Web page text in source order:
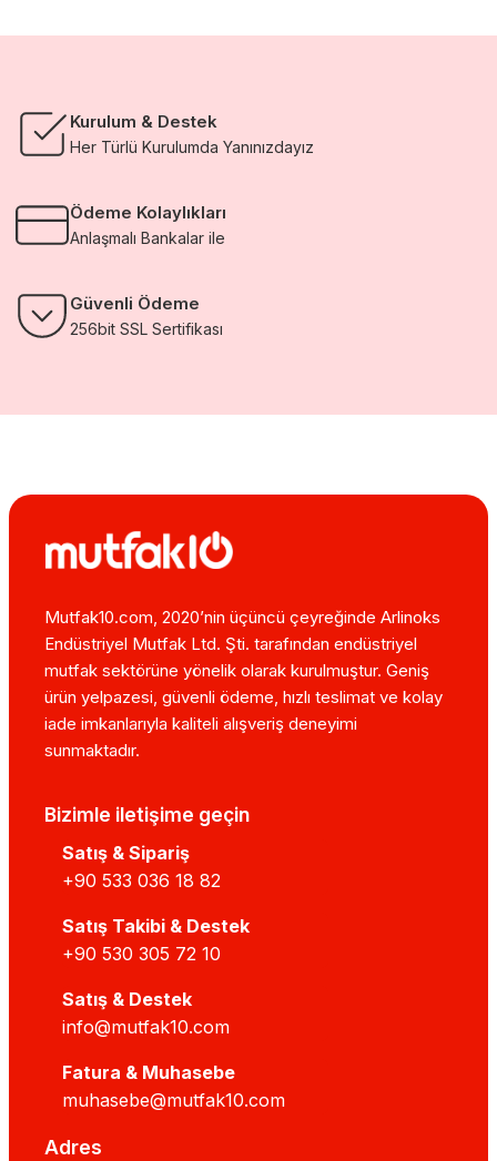
Kurulum & Destek
Her Türlü Kurulumda Yanınızdayız
Ödeme Kolaylıkları
Anlaşmalı Bankalar ile
Güvenli Ödeme
256bit SSL Sertifikası
Mutfak10.com, 2020’nin üçüncü çeyreğinde Arlinoks
Endüstriyel Mutfak Ltd. Şti. tarafından endüstriyel
mutfak sektörüne yönelik olarak kurulmuştur. Geniş
ürün yelpazesi, güvenli ödeme, hızlı teslimat ve kolay
iade imkanlarıyla kaliteli alışveriş deneyimi
sunmaktadır.
Bizimle iletişime geçin
Satış & Sipariş
+90 533 036 18 82
Satış Takibi & Destek
+90 530 305 72 10
Satış & Destek
info@mutfak10.com
Fatura & Muhasebe
muhasebe@mutfak10.com
Adres